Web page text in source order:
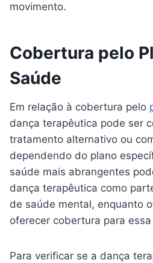
movimento.
Cobertura pelo
Saúde
Em relação à cobertura pelo
dança terapêutica pode ser
tratamento alternativo ou
dependendo do plano
saúde mais abrangentes
dança terapêutica como
de saúde mental, enquanto
oferecer cobertura para
Para verificar se a dança